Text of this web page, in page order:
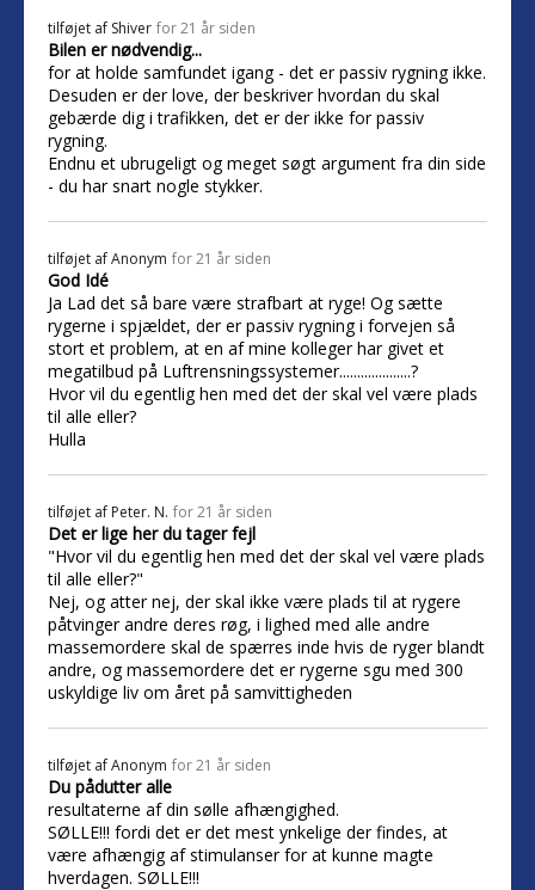
tilføjet af Shiver for 21 år siden
Bilen er nødvendig...
for at holde samfundet igang - det er passiv rygning ikke.
Desuden er der love, der beskriver hvordan du skal
gebærde dig i trafikken, det er der ikke for passiv
rygning.
Endnu et ubrugeligt og meget søgt argument fra din side
- du har snart nogle stykker.
tilføjet afAnonym for 21 år siden
God Idé
Ja Lad det så bare være strafbart at ryge! Og sætte
rygerne i spjældet, der er passiv rygning i forvejen så
stort et problem, at en af mine kolleger har givet et
megatilbud på Luftrensningssystemer....................?
Hvor vil du egentlig hen med det der skal vel være plads
til alle eller?
Hulla
tilføjet af Peter. N. for 21 år siden
Det er lige her du tager fejl
"Hvor vil du egentlig hen med det der skal vel være plads
til alle eller?"
Nej, og atter nej, der skal ikke være plads til at rygere
påtvinger andre deres røg, i lighed med alle andre
massemordere skal de spærres inde hvis de ryger blandt
andre, og massemordere det er rygerne sgu med 300
uskyldige liv om året på samvittigheden
tilføjet afAnonym for 21 år siden
Du pådutter alle
resultaterne af din sølle afhængighed.
SØLLE!!! fordi det er det mest ynkelige der findes, at
være afhængig af stimulanser for at kunne magte
hverdagen. SØLLE!!!